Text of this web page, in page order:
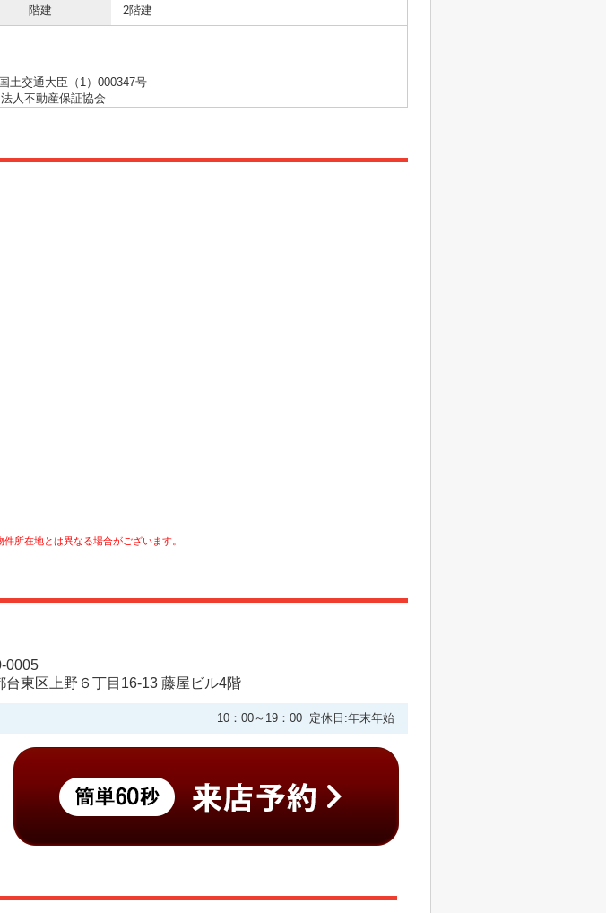
階建 2階建
土交通大臣（1）000347号
人不動産保証協会
所在地とは異なる場合がございます。
0005
台東区上野６丁目16-13 藤屋ビル4階
10：00～19：00 定休日:年末年始